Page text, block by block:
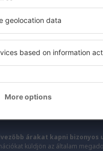
a legjobbakat
árakat kapni bizonyos
küldjön az általam